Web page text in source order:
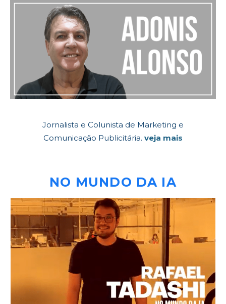
Jornalista e Colunista de Marketing e
Comunicação Publicitária. veja mais
NO MUNDO DA IA